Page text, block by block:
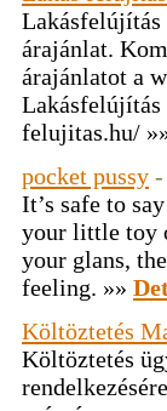
Lakásfelújítás
árajánlat.
árajánlatot a
Lakásfelújítás
felujitas.hu/
pocket pussy -
It’s safe to
your little toy
your glans,
feeling. »»
Költöztetés
Költöztetés